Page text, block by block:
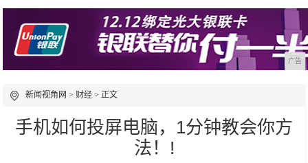
广告
新闻视角网 > 财经 > 正文
手机如何投屏电脑，1分钟教会你方
法！!